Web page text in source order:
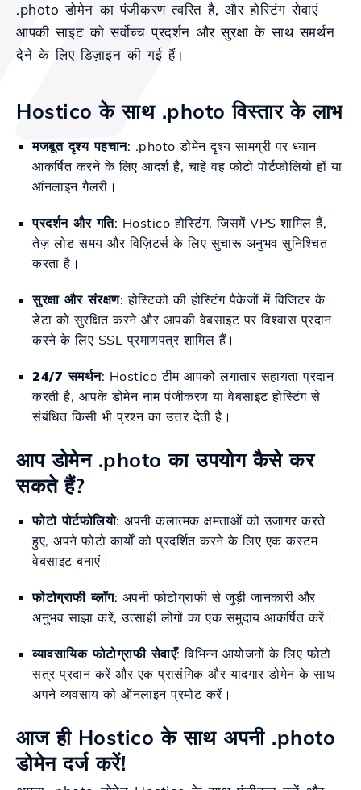
.photo डोमेन का पंजीकरण त्वरित है, और होस्टिंग सेवाएं
आपकी साइट को सर्वोच्च प्रदर्शन और सुरक्षा के साथ समर्थन
देने के लिए डिज़ाइन की गई हैं।
Hostico के साथ .photo विस्तार के लाभ
मजबूत दृश्य पहचान: .photo डोमेन दृश्य सामग्री पर ध्यान
आकर्षित करने के लिए आदर्श है, चाहे वह फोटो पोर्टफोलियो हों या
ऑनलाइन गैलरी।
प्रदर्शन और गति: Hostico होस्टिंग, जिसमें VPS शामिल हैं,
तेज़ लोड समय और विज़िटर्स के लिए सुचारू अनुभव सुनिश्चित
करता है।
सुरक्षा और संरक्षण: होस्टिको की होस्टिंग पैकेजों में विजिटर के
डेटा को सुरक्षित करने और आपकी वेबसाइट पर विश्वास प्रदान
करने के लिए SSL प्रमाणपत्र शामिल हैं।
24/7 समर्थन: Hostico टीम आपको लगातार सहायता प्रदान
करती है, आपके डोमेन नाम पंजीकरण या वेबसाइट होस्टिंग से
संबंधित किसी भी प्रश्न का उत्तर देती है।
आप डोमेन .photo का उपयोग कैसे कर
सकते हैं?
फोटो पोर्टफोलियो: अपनी कलात्मक क्षमताओं को उजागर करते
हुए, अपने फोटो कार्यों को प्रदर्शित करने के लिए एक कस्टम
वेबसाइट बनाएं।
फोटोग्राफी ब्लॉग: अपनी फोटोग्राफी से जुड़ी जानकारी और
अनुभव साझा करें, उत्साही लोगों का एक समुदाय आकर्षित करें।
व्यावसायिक फोटोग्राफी सेवाएँ: विभिन्न आयोजनों के लिए फोटो
सत्र प्रदान करें और एक प्रासंगिक और यादगार डोमेन के साथ
अपने व्यवसाय को ऑनलाइन प्रमोट करें।
आज ही Hostico के साथ अपनी .photo
डोमेन दर्ज करें!